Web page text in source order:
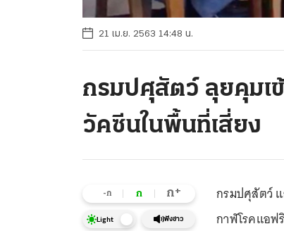
21 เม.ย. 2563 14:48 น.
กรมปศุสัตว์ ลุยคุมเ
วัคซีนในพื้นที่เสี่ยง
-ก ก ก+
Light ฟังข่าว
กรมปศุสัตว์
กาฬโรคแอฟ